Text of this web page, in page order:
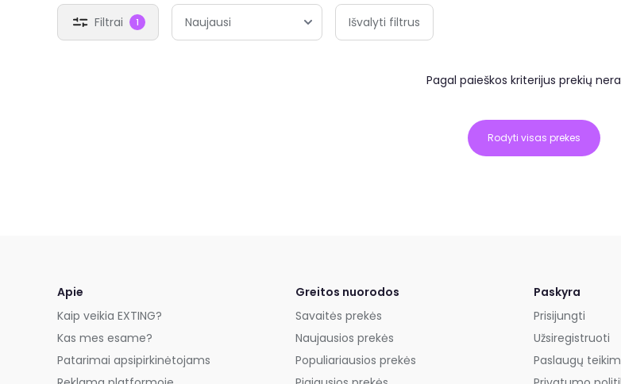
Filtrai 1 Išvalyti filtrus
Pagal paieškos kriterijus prekių
Rodyti visas prekes
Apie
Kaip veikia EXTING?
Kas mes esame?
Patarimai apsipirkinėtojams
Greitos nuorodos
Savaitės prekės
Naujausios prekės
Populiariausios prekės
Paskyra
Prisijungti
Užsiregistruoti
Paslaugų